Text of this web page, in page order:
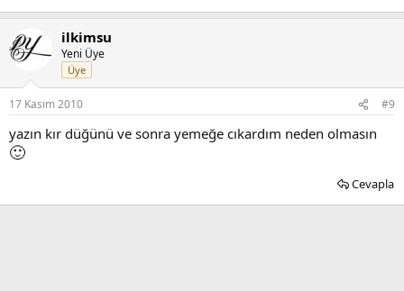
ilkimsu
Yeni Üye
Üye
17 Kasım 2010 #9
yazın kır düğünü ve sonra yemeğe cıkardım neden olmasın
🙂
Cevapla